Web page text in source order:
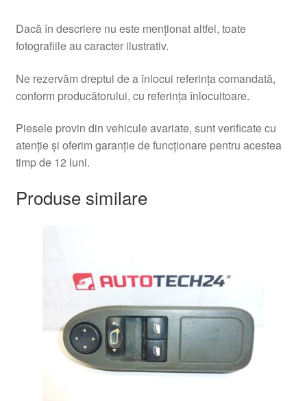
Dacă în descriere nu este menționat altfel, toate
fotografiile au caracter ilustrativ.
Ne rezervăm dreptul de a înlocui referința comandată,
conform producătorului, cu referința înlocuitoare.
Piesele provin din vehicule avariate, sunt verificate cu
atenție și oferim garanție de funcționare pentru acestea
timp de 12 luni.
Produse similare